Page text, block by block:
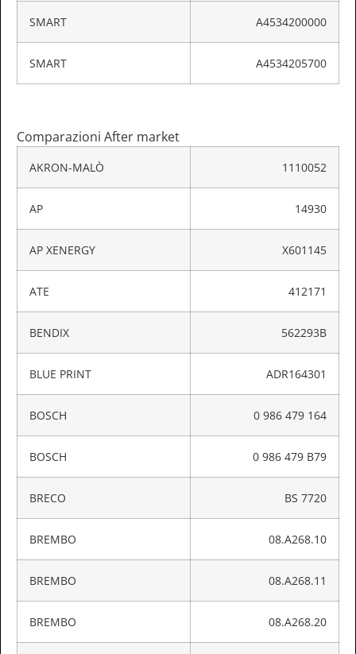
SMART A4534200000
SMART A4534205700
Comparazioni After market
AKRON-MALÒ 1110052
AP 14930
AP XENERGY X601145
ATE 412171
BENDIX 562293B
BLUE PRINT ADR164301
BOSCH 0 986 479 164
BOSCH 0 986 479 B79
BRECO BS 7720
BREMBO 08.A268.10
BREMBO 08.A268.11
BREMBO 08.A268.20